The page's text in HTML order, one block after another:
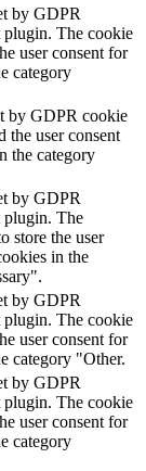
by GDPR
plugin. The cookie
user consent for
category
by GDPR cookie
the user consent
the category
by GDPR
plugin. The
store the user
in the
by GDPR
plugin. The cookie
user consent for
category "Other.
by GDPR
plugin. The cookie
user consent for
category